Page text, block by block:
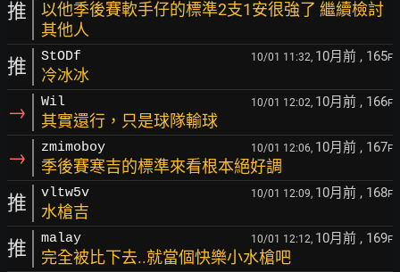
推
以他季後賽軟手仔的標準2支1安很強了 繼續檢討
其他人
推 StODf 10/01 11:32, 10月前 , 165F
冷冰冰
→ Wil 10/01 12:02, 10月前 , 166F
其實還行，只是球隊輸球
→ zmimoboy 10/01 12:06, 10月前 , 167F
季後賽寒吉的標準來看根本絕好調
推 vltw5v 10/01 12:09, 10月前 , 168F
水槍吉
推 malay 10/01 12:12, 10月前 , 169F
完全被比下去..就當個快樂小水槍吧